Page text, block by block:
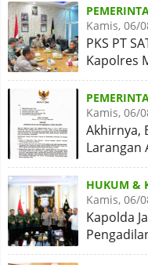
Kamis, 06/
PKS PT
Kapolres
Kamis, 06/
Akhirnya,
Larangan
HUKUM &
Kamis, 06/
Kapolda
Antar